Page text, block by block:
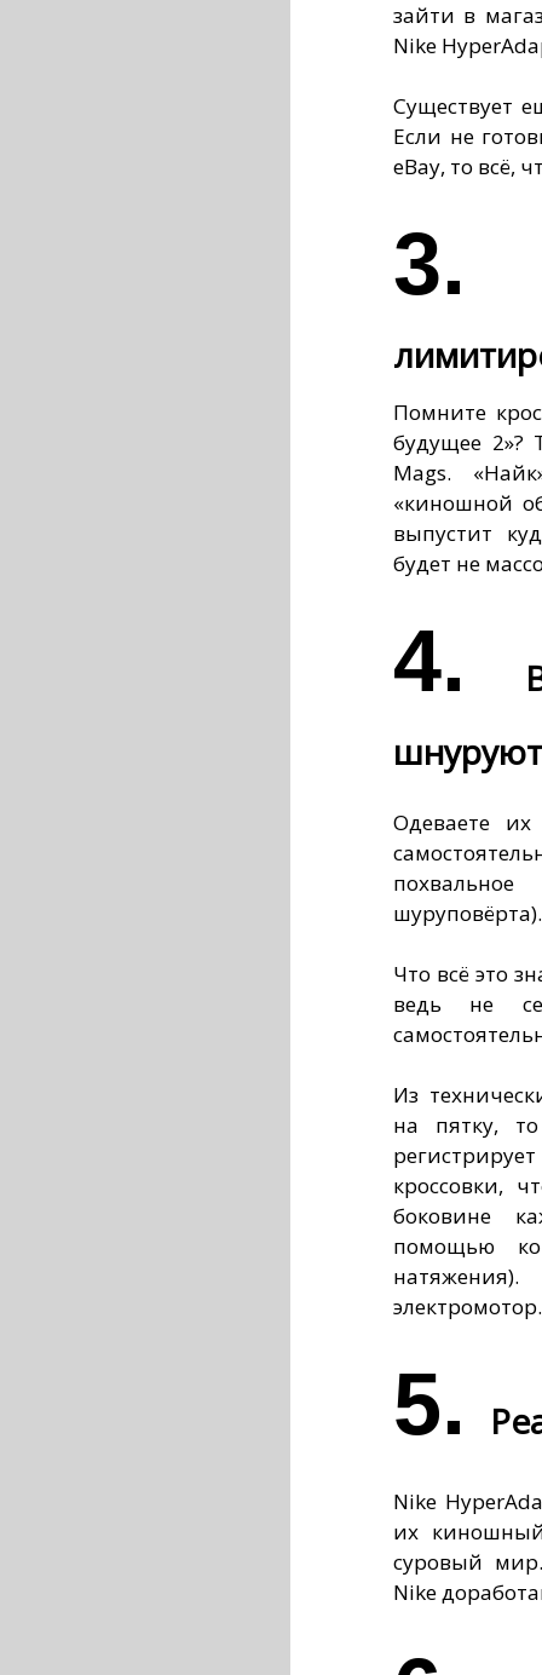
зайти в
Nike
Существует
Если не
eBay, то всё,
3.
Помните
будущее 2»?
Mags.
«киношной
выпустит
будет не
4.
Одеваете
шуруповёрта).
Что всё это
ведь не
Из
на пятку,
кроссовки,
боковине
помощью
электромотор.
5.
Nike
их
суровый
Nike